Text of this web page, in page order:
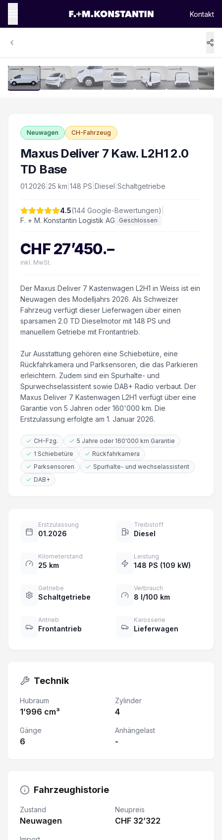
Kontakt
Neuwagen CH-Fahrzeug
Maxus Deliver 7 Kaw. L2H1 2.0
TD Base
01.2026 25 km 148 PS Diesel Schaltgetriebe
4.5(144 Google-Bewertungen)
F. + M. Konstantin Logistik AG
Geschlossen
CHF27’450.–
inkl. MwSt.
Der Maxus Deliver 7 Kastenwagen L2H1 in Weiss ist ein
Neuwagen des Modelljahrs 2026. Als Schweizer
Fahrzeug verfügt dieser Lieferwagen über einen
sparsamen 2.0 TD Dieselmotor mit 148 PS und
manuellem Getriebe mit Frontantrieb.
Zur Ausstattung gehören eine Schiebetüre, eine
Rückfahrkamera und Parksensoren, die das Parkieren
erleichtern. Zudem sind ein Spurhalte- und
Spurwechselassistent sowie DAB+ Radio verbaut. Der
Maxus Deliver 7 Kastenwagen L2H1 verfügt über eine
Garantie von 5 Jahren oder 160'000 km. Die
Erstzulassung erfolgte am 1. Januar 2026.
CH-Fzg.
5 Jahre oder 160'000 km Garantie
1 Schiebetüre
Rückfahrkamera
Parksensoren
Spurhalte- und wechselassistent
DAB+
Erstzulassung
01.2026
Treibstoff
Diesel
Kilometerstand
25 km
Leistung
148 PS (109 kW)
Getriebe
Schaltgetriebe
Verbrauch
8 l/100 km
Antrieb
Frontantrieb
Karosserie
Lieferwagen
Technik
Hubraum
1’996 cm³
Zylinder
4
Gänge
6
Anhängelast
-
Fahrzeughistorie
Zustand
Neuwagen
Neupreis
CHF 32’322